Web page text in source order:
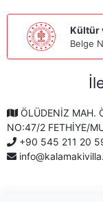
Kültür
Belge
ÖLÜDENİZ MAH.
NO:47/2 FETHİYE/
+90 545 211 20